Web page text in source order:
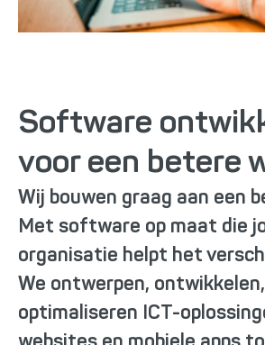
Software
voor een betere
Wij bouwen graag aan een
Met software op maat die
organisatie helpt het
We ontwerpen,
optimaliseren ICT-